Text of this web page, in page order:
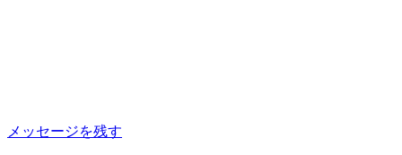
メッセージを残す